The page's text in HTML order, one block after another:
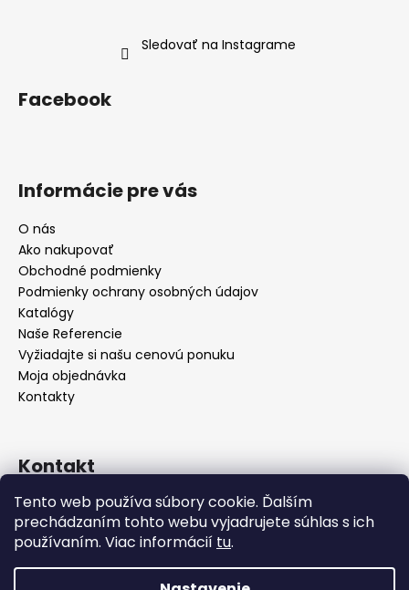
Tento web používa súbory cookie. Ďalším
prechádzaním tohto webu vyjadrujete súhlas s ich
používaním. Viac informácií tu.
Sledovať na Instagrame
Facebook
Informácie pre vás
O nás
Ako nakupovať
Obchodné podmienky
Podmienky ochrany osobných údajov
Katalógy
Naše Referencie
Vyžiadajte si našu cenovú ponuku
Moja objednávka
Kontakty
Kontakt
info@seevey.sk
+421 907 167 346
+421 911 387 731